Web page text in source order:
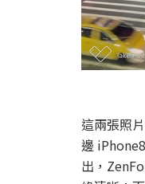
這兩張照
邊
出，